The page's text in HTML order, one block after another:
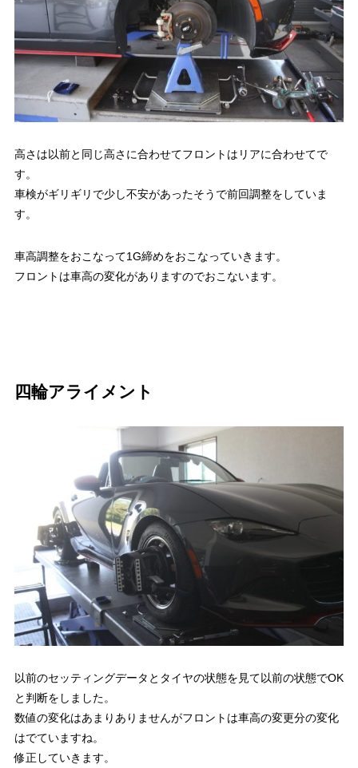
高さは以前と同じ高さに合わせてフロントはリアに合わせてで
す。
車検がギリギリで少し不安があったそうで前回調整をしていま
す。
車高調整をおこなって1G締めをおこなっていきます。
フロントは車高の変化がありますのでおこないます。
四輪アライメント
以前のセッティングデータとタイヤの状態を見て以前の状態でOK
と判断をしました。
数値の変化はあまりありませんがフロントは車高の変更分の変化
はでていますね。
修正していきます。